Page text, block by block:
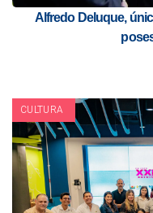
Alfredo Deluque,
CULTURA